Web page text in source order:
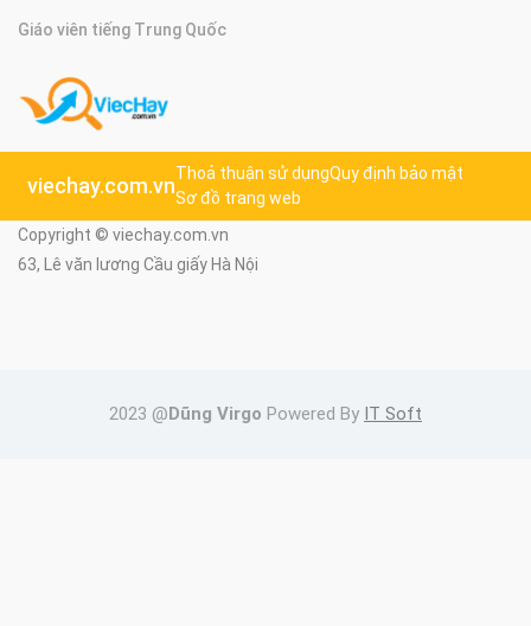
Giáo viên tiếng Trung Quốc
viechay.com.vn
Thoả thuận sử dụngQuy định bảo mật
Sơ đồ trang web
Copyright © viechay.com.vn
63, Lê văn lương Cầu giấy Hà Nội
2023 @Dũng Virgo Powered By IT Soft